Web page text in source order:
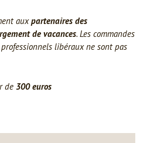
auxpartenaires des
de vacances. Les commandes
libéraux ne sont pas
de 300 euros